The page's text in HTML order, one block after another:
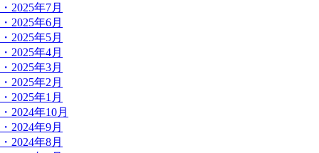
・2025年7月
・2025年6月
・2025年5月
・2025年4月
・2025年3月
・2025年2月
・2025年1月
・2024年10月
・2024年9月
・2024年8月